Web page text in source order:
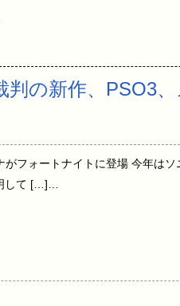
の新作、PSO3
フォートナイトに登場 今年は
して […]…